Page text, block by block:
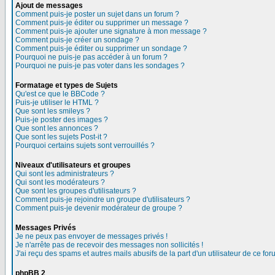
Ajout de messages
Comment puis-je poster un sujet dans un forum ?
Comment puis-je éditer ou supprimer un message ?
Comment puis-je ajouter une signature à mon message ?
Comment puis-je créer un sondage ?
Comment puis-je éditer ou supprimer un sondage ?
Pourquoi ne puis-je pas accéder à un forum ?
Pourquoi ne puis-je pas voter dans les sondages ?
Formatage et types de Sujets
Qu'est ce que le BBCode ?
Puis-je utiliser le HTML ?
Que sont les smileys ?
Puis-je poster des images ?
Que sont les annonces ?
Que sont les sujets Post-it ?
Pourquoi certains sujets sont verrouillés ?
Niveaux d'utilisateurs et groupes
Qui sont les administrateurs ?
Qui sont les modérateurs ?
Que sont les groupes d'utilisateurs ?
Comment puis-je rejoindre un groupe d'utilisateurs ?
Comment puis-je devenir modérateur de groupe ?
Messages Privés
Je ne peux pas envoyer de messages privés !
Je n'arrête pas de recevoir des messages non sollicités !
J'ai reçu des spams et autres mails abusifs de la part d'un utilisateur de ce
phpBB 2